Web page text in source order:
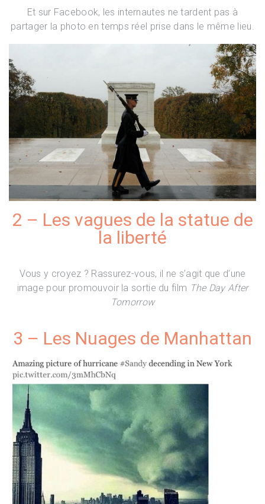
Et sur Facebook, les internautes ne tardent pas à
partager la photo en temps réel prise dans le même lieu.
2 – Les vagues de la statue de
la liberté
Vous y croyez ? Rassurez-vous, il ne s’agit que d’une
image pour promouvoir la sortie du film The Day After
Tomorrow
3 – Les Nuages de Manhattan